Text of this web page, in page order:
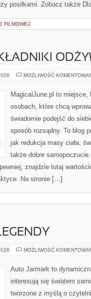
posiłkami. Zobacz także
FILMOWEJ
MOŻLIWOŚĆ
MagicalJune.pl to miejsce,
osobach, które chcą
świadomie podejść do
sposób rozsądny. To blog
jak redukcja masy ciała,
także dobre
znajdzie tutaj
Na stronie […]
MOŻLIWOŚĆ
Auto Jarmark to
interesują się światem
tworzone z myślą o